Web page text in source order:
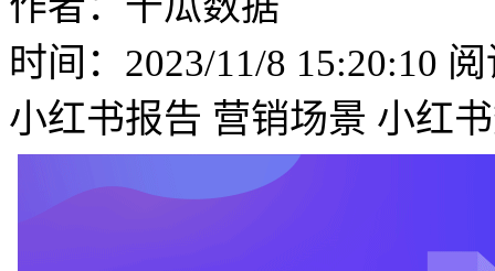
时间：2023/11/8 15:20:10
小红书报告 营销场景 小红